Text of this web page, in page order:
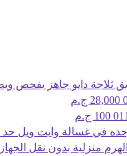
دايو جاهز يفحص ويصلّح
28,000 ج.م
100 ج.م
في غسالة وايت ويل حد
منزلية بدون نقل الجهاز